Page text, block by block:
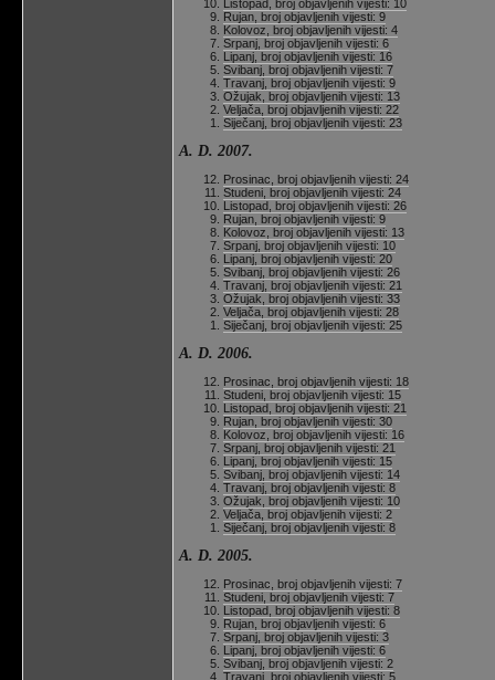
Listopad, broj objavljenih vijesti: 10
Rujan, broj objavljenih vijesti: 9
Kolovoz, broj objavljenih vijesti: 4
Srpanj, broj objavljenih vijesti: 6
Lipanj, broj objavljenih vijesti: 16
Svibanj, broj objavljenih vijesti: 7
Travanj, broj objavljenih vijesti: 9
Ožujak, broj objavljenih vijesti: 13
Veljača, broj objavljenih vijesti: 22
Siječanj, broj objavljenih vijesti: 23
A. D. 2007.
Prosinac, broj objavljenih vijesti: 24
Studeni, broj objavljenih vijesti: 24
Listopad, broj objavljenih vijesti: 26
Rujan, broj objavljenih vijesti: 9
Kolovoz, broj objavljenih vijesti: 13
Srpanj, broj objavljenih vijesti: 10
Lipanj, broj objavljenih vijesti: 20
Svibanj, broj objavljenih vijesti: 26
Travanj, broj objavljenih vijesti: 21
Ožujak, broj objavljenih vijesti: 33
Veljača, broj objavljenih vijesti: 28
Siječanj, broj objavljenih vijesti: 25
A. D. 2006.
Prosinac, broj objavljenih vijesti: 18
Studeni, broj objavljenih vijesti: 15
Listopad, broj objavljenih vijesti: 21
Rujan, broj objavljenih vijesti: 30
Kolovoz, broj objavljenih vijesti: 16
Srpanj, broj objavljenih vijesti: 21
Lipanj, broj objavljenih vijesti: 15
Svibanj, broj objavljenih vijesti: 14
Travanj, broj objavljenih vijesti: 8
Ožujak, broj objavljenih vijesti: 10
Veljača, broj objavljenih vijesti: 2
Siječanj, broj objavljenih vijesti: 8
A. D. 2005.
Prosinac, broj objavljenih vijesti: 7
Studeni, broj objavljenih vijesti: 7
Listopad, broj objavljenih vijesti: 8
Rujan, broj objavljenih vijesti: 6
Srpanj, broj objavljenih vijesti: 3
Lipanj, broj objavljenih vijesti: 6
Svibanj, broj objavljenih vijesti: 2
Travanj, broj objavljenih vijesti: 5